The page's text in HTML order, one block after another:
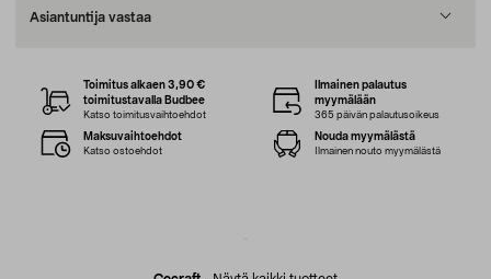
Asiantuntija vastaa
Toimitus alkaen 3,90 €
toimitustavalla Budbee
Katso toimitusvaihtoehdot
Ilmainen palautus
myymälään
365 päivän palautusoikeus
Maksuvaihtoehdot
Katso ostoehdot
Nouda myymälästä
Ilmainen nouto myymälästä